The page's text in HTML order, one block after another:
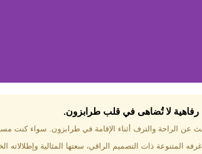
فندق دبل تري
رفاهية لا تُضاهى في قلب طرابزون.​
عن الراحة والترف أثناء الإقامة في طرابزون. سواء
المتنوعة ذات التصميم الراقي، سعتها المثالية